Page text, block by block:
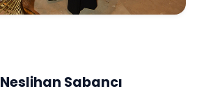
Neslihan Sabancı